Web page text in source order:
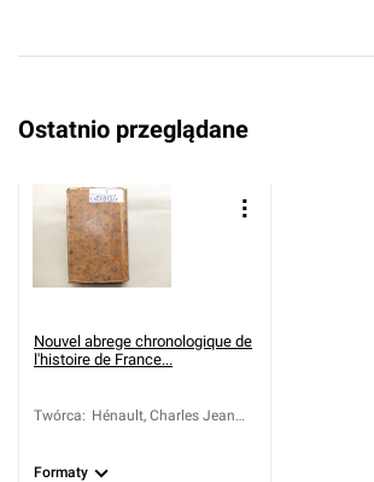
Ostatnio przeglądane
Nouvel abrege chronologique de
l'histoire de France...
Twórca: Hénault, Charles Jean
Formaty